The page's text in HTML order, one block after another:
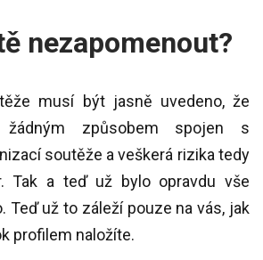
nezapomenout?
musí být jasně uvedeno, že
žádným způsobem spojen s
soutěže a veškerá rizika tedy
Tak a teď už bylo opravdu vše
Teď už to záleží pouze na vás, jak
profilem naložíte.